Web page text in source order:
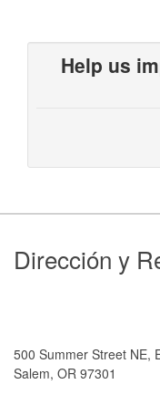
Help us
Footer
Dirección y
500 Summer Street NE,
Salem, OR 97301